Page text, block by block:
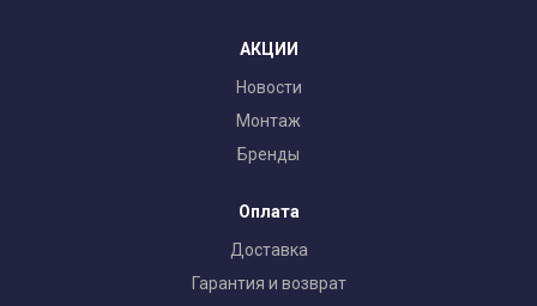
АКЦИИ
Новости
Монтаж
Бренды
Оплата
Доставка
Гарантия и возврат